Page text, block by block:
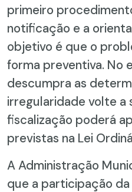
primeiro
notificação e a
objetivo é que o
forma preventiva. No
descumpra as
irregularidade volte a
fiscalização poderá
previstas na Lei
A Administração
que a participação